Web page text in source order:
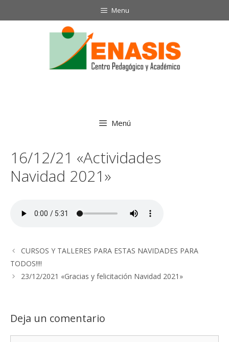
Menu
Menú
16/12/21 «Actividades
Navidad 2021»
CURSOS Y TALLERES PARA ESTAS NAVIDADES PARA
TODOS!!!!
23/12/2021 «Gracias y felicitación Navidad 2021»
Deja un comentario